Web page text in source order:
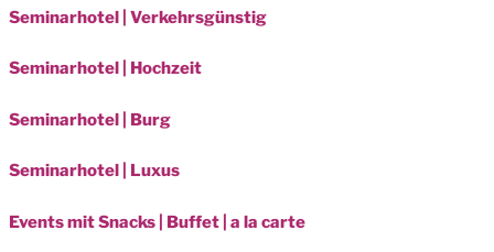
Seminarhotel | Verkehrsgünstig
Seminarhotel | Hochzeit
Seminarhotel | Burg
Seminarhotel | Luxus
Events mit Snacks | Buffet | a la carte